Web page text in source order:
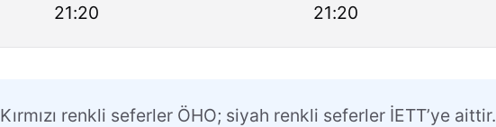
21:20
21:20
Kırmızı renkli seferler ÖHO; siyah renkli seferler İETT’ye aittir.